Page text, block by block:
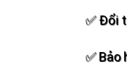
✅ Đổi
✅ Bảo